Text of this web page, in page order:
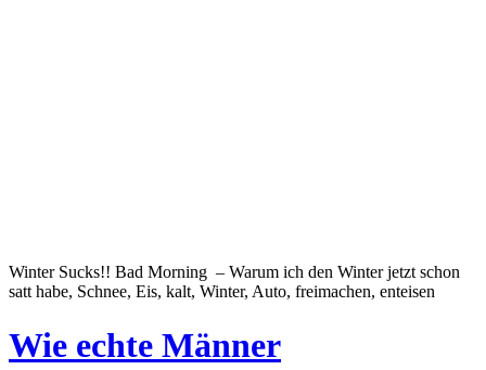
Winter Sucks!! Bad Morning – Warum ich den Winter jetzt schon
satt habe, Schnee, Eis, kalt, Winter, Auto, freimachen, enteisen
Wie echte Männer